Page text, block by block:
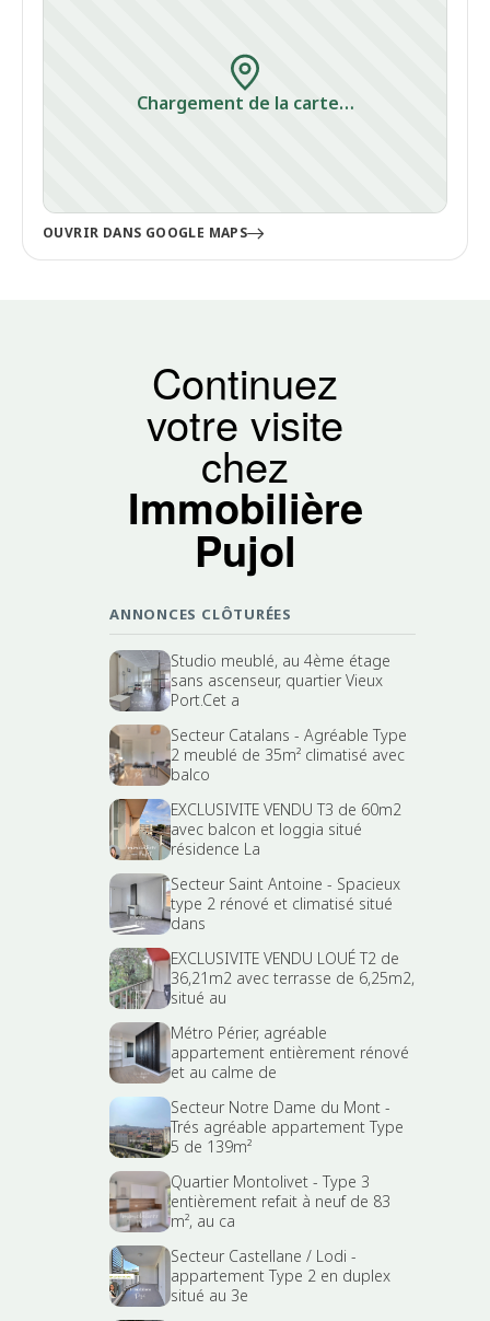
Chargement de la carte…
OUVRIR DANS GOOGLE MAPS
Continuez
votre visite
chez
Immobilière
Pujol
ANNONCES CLÔTURÉES
Studio meublé, au 4ème étage
sans ascenseur, quartier Vieux
Port.Cet a
Secteur Catalans - Agréable Type
2 meublé de 35m² climatisé avec
balco
EXCLUSIVITE VENDU T3 de 60m2
avec balcon et loggia situé
résidence La
Secteur Saint Antoine - Spacieux
type 2 rénové et climatisé situé
dans
EXCLUSIVITE VENDU LOUÉ T2 de
36,21m2 avec terrasse de 6,25m2,
situé au
Métro Périer, agréable
appartement entièrement rénové
et au calme de
Secteur Notre Dame du Mont -
Trés agréable appartement Type
5 de 139m²
Quartier Montolivet - Type 3
entièrement refait à neuf de 83
m², au ca
Secteur Castellane / Lodi -
appartement Type 2 en duplex
situé au 3e